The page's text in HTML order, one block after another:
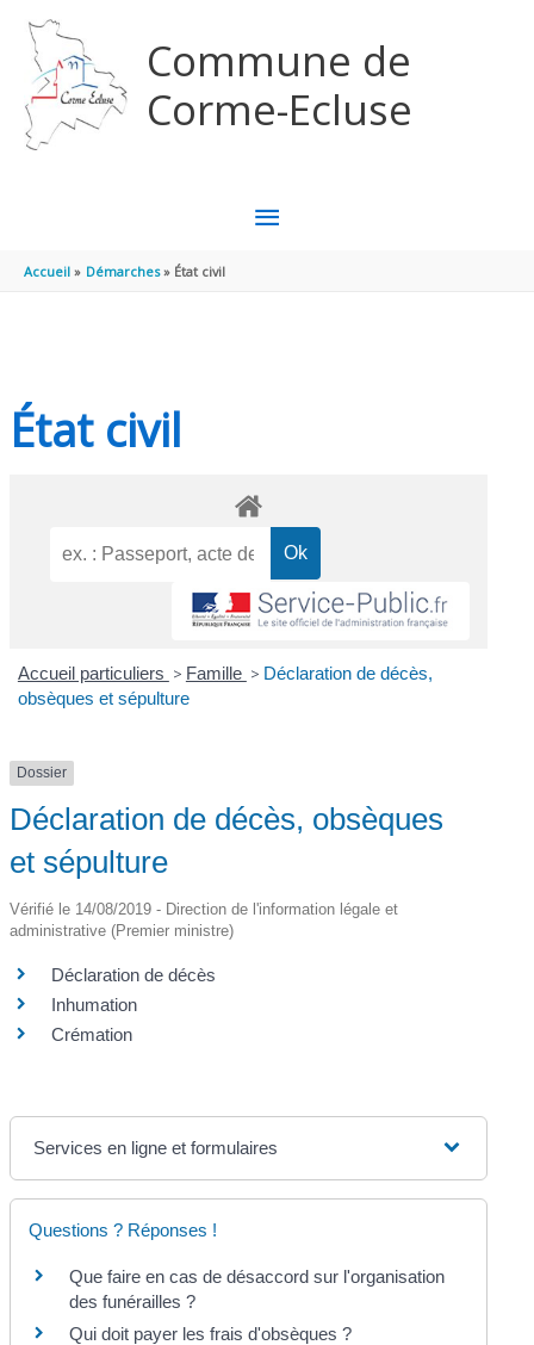
Commune de
Corme-Ecluse
MENU
Accueil Démarches État civil
État civil
Accueil particuliers > Famille > Déclaration de décès,
obsèques et sépulture
Dossier
Déclaration de décès, obsèques
et sépulture
Vérifié le 14/08/2019 - Direction de l'information légale et
administrative (Premier ministre)
Déclaration de décès
Inhumation
Crémation
Services en ligne et formulaires
Questions ? Réponses !
Que faire en cas de désaccord sur l'organisation
des funérailles ?
Qui doit payer les frais d'obsèques ?